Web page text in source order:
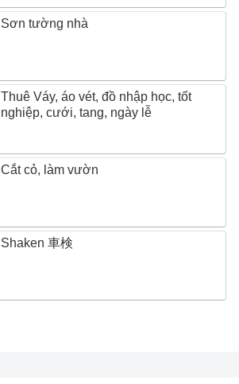
Sơn tường nhà
Thuê Váy, áo vét, đồ nhập học, tốt
nghiệp, cưới, tang, ngày lễ
Cắt cỏ, làm vườn
Shaken 車検